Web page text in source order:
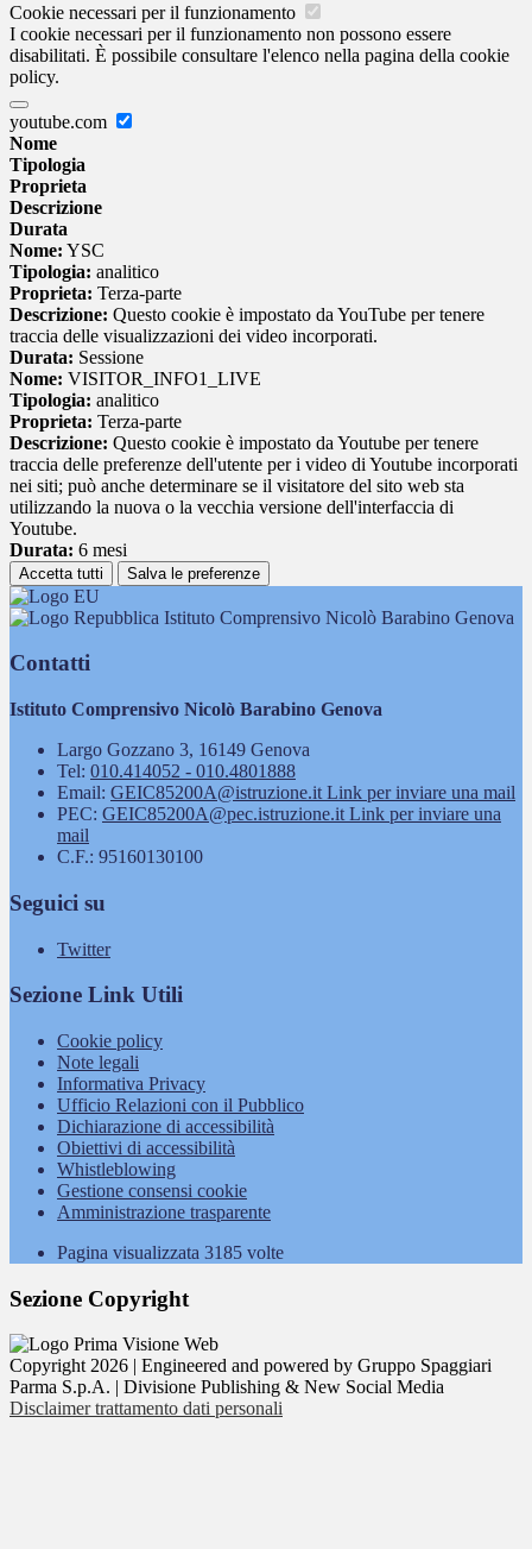
Cookie necessari per il funzionamento
I cookie necessari per il funzionamento non possono essere
disabilitati. È possibile consultare l'elenco nella pagina della cookie
policy.
youtube.com
Nome
Tipologia
Proprieta
Descrizione
Durata
Nome: YSC
Tipologia: analitico
Proprieta: Terza-parte
Descrizione: Questo cookie è impostato da YouTube per tenere
traccia delle visualizzazioni dei video incorporati.
Durata: Sessione
Nome: VISITOR_INFO1_LIVE
Tipologia: analitico
Proprieta: Terza-parte
Descrizione: Questo cookie è impostato da Youtube per tenere
traccia delle preferenze dell'utente per i video di Youtube incorporati
nei siti; può anche determinare se il visitatore del sito web sta
utilizzando la nuova o la vecchia versione dell'interfaccia di
Youtube.
Durata: 6 mesi
Accetta tutti Salva le preferenze
Istituto Comprensivo Nicolò Barabino Genova
Contatti
Istituto Comprensivo Nicolò Barabino Genova
Largo Gozzano 3, 16149 Genova
Tel: 010.414052 - 010.4801888
Email: GEIC85200A@istruzione.it Link per inviare una mail
PEC: GEIC85200A@pec.istruzione.it Link per inviare una
mail
C.F.: 95160130100
Seguici su
Twitter
Sezione Link Utili
Cookie policy
Note legali
Informativa Privacy
Ufficio Relazioni con il Pubblico
Dichiarazione di accessibilità
Obiettivi di accessibilità
Whistleblowing
Gestione consensi cookie
Amministrazione trasparente
Pagina visualizzata 3185 volte
Sezione Copyright
Copyright 2026 | Engineered and powered by Gruppo Spaggiari
Parma S.p.A. | Divisione Publishing & New Social Media
Disclaimer trattamento dati personali